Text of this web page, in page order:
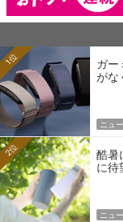
ガー
がな
1位
ニュ
酷暑
に待
2位
ニュ